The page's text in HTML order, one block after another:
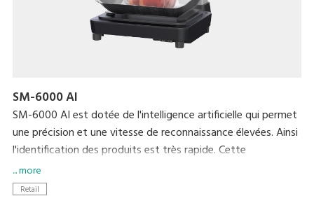
SM-6000 AI
SM-6000 AI est dotée de l'intelligence artificielle qui permet
une précision et une vitesse de reconnaissance élevées. Ainsi
l'identification des produits est très rapide. Cette
technologie Edge computing offre des performances à
grande vitesse et peut être facilement déployée dans les
... more
Retail